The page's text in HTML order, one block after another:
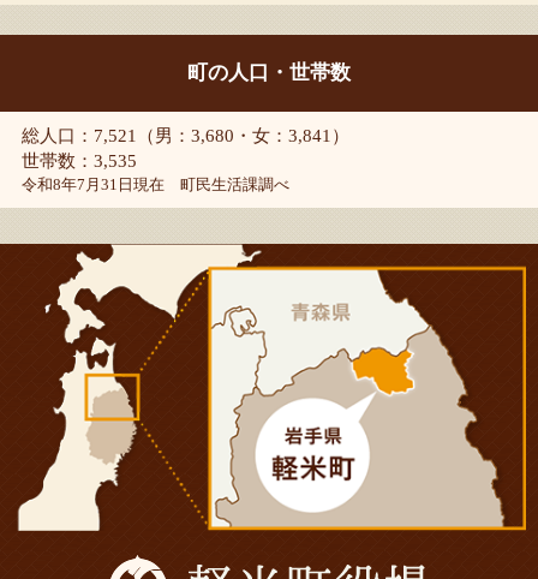
町の人口・世帯数
総人口：7,521（男：3,680・女：3,841）
世帯数：3,535
令和8年7月31日現在 町民生活課調べ